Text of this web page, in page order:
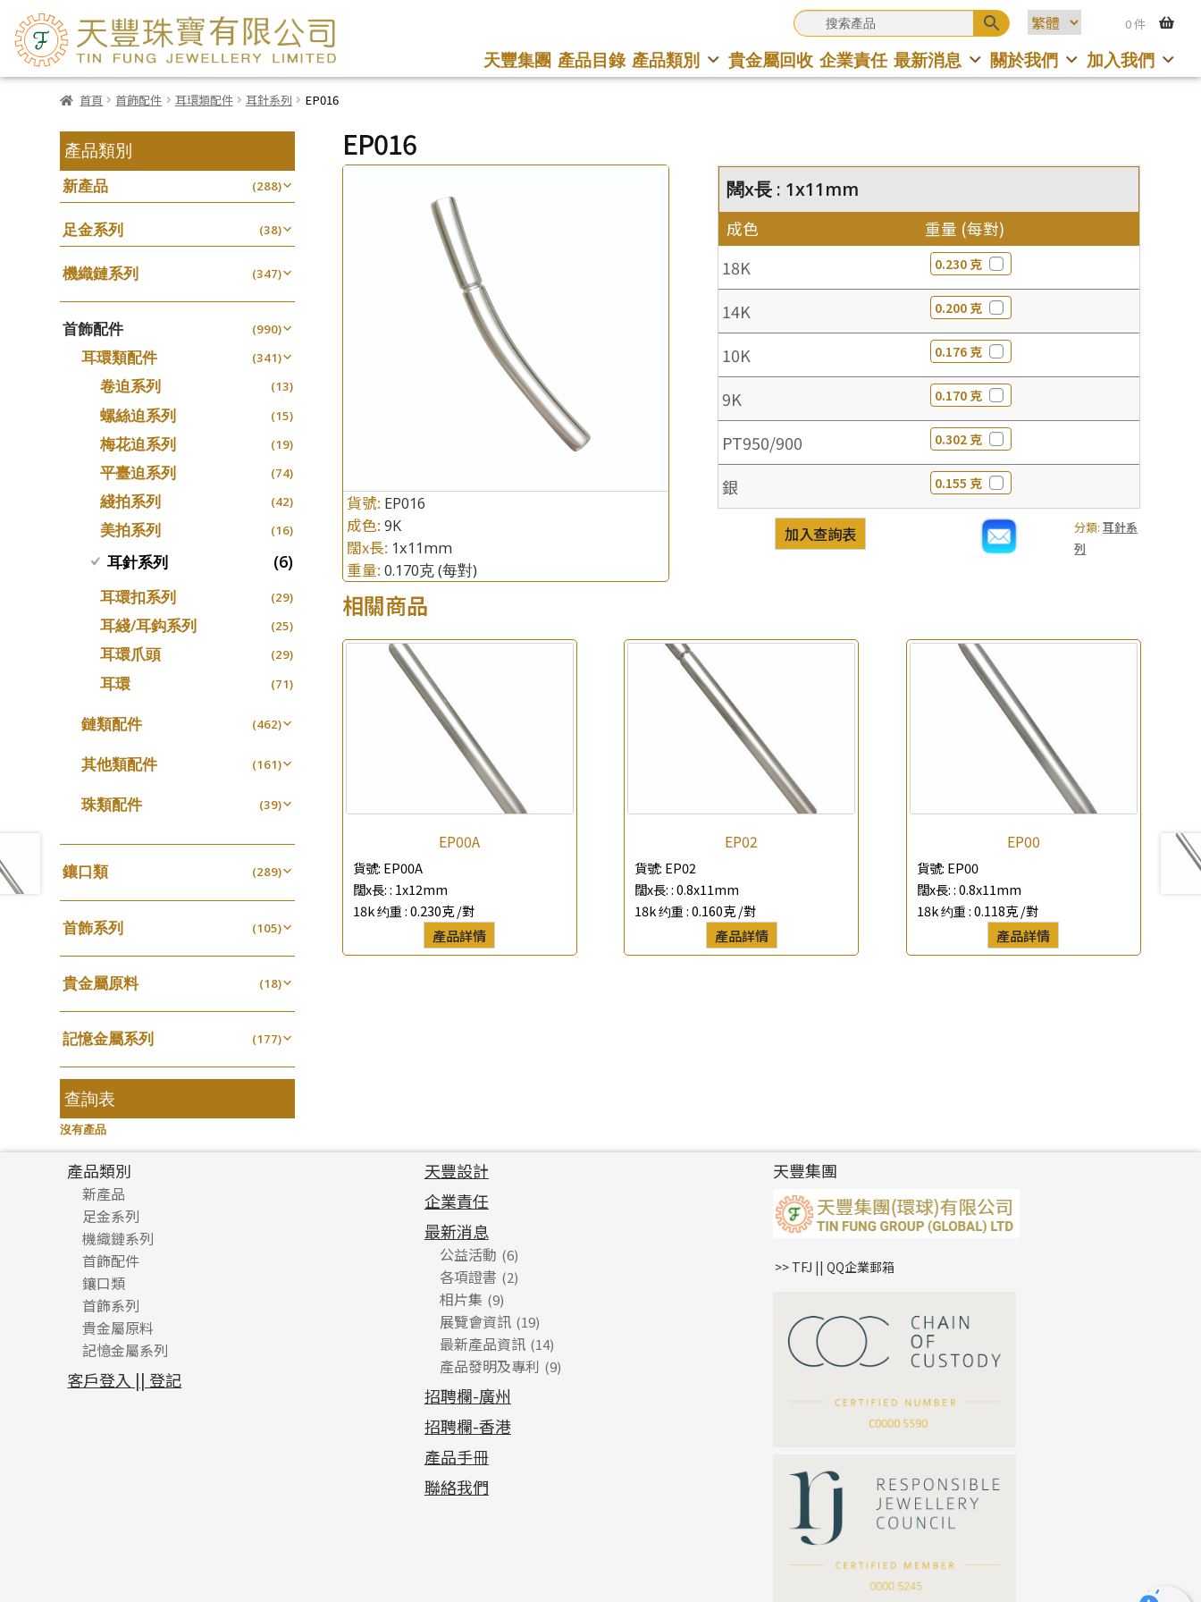
0 件
天豐集團 產品目錄 產品類別 貴金屬回收 企業責任 最新消息 關於我們 加入我們
首頁 首飾配件 耳環類配件 耳針系列 EP016
EP016
產品查詢
*你的名字
*聯絡電話
查詢以下產品
貨號: EP016
成色: 9K
闊x長: 1x11mm
重量: 0.170克(每對)
闊x長 : 1x11mm
成色 重量 (每對)
18K 0.230 克
14K 0.200 克
10K 0.176 克
9K 0.170 克
PT950/900 0.302 克
銀 0.155 克
分類:耳針系
列
加入查詢表
相關商品
EP00A
貨號: EP00A
闊x長: : 1x12mm
18k 约重 :0.230克 /對
產品詳情
EP02
貨號: EP02
闊x長: : 0.8x11mm
18k 约重 :0.160克 /對
產品詳情
EP00
貨號: EP00
闊x長: :0.8x11mm
18k 约重 :0.118克 /對
產品詳情
產品類別
新產品 (288)
足金系列 (38)
機織鏈系列 (347)
珠仔鏈 (25)
镶口链 (61)
管狀網鏈 (11)
十字鏈系列 (56)
十字車花鏈系列 (48)
十字閃O鏈系列 (27)
十字錘打鏈系列 (17)
側身車花鏈系列 (8)
側身鏈系列 (9)
肖邦鏈系列 (14)
雙十字鏈系列
水波鏈系列
蛇骨鏈系列
鏈尾系列
嘴唇鏈系列 (3)
竹節鏈系列 (5)
珍珠鏈系列
坦克鏈系列 (9)
滿天星鏈系列 (2)
刀片鏈系列 (4)
方假繩鏈系列 (1)
心心鏈系列
首飾配件 (990)
耳環類配件 (341)
卷迫系列 (13)
螺絲迫系列 (15)
梅花迫系列 (19)
平臺迫系列 (74)
綫拍系列 (42)
美拍系列 (16)
耳針系列 (6)
耳環扣系列 (29)
耳綫/耳鈎系列 (25)
耳環爪頭 (29)
耳環 (71)
鏈類配件 (462)
動感車花吊墜
生圈扣系列 (13)
鴨俐制系列 (18)
字印牌系列
字母吊墜 (20)
相盒吊墜 (11)
項鏈吊墜 (102)
生肖吊墜 (27)
管扣系列 (4)
星座吊墜 (12)
水泡扣
珠扣
其他類配件 (161)
珠盤系列
焊片及鐳射綫 (2)
空心車花管 (19)
其他
珠類配件 (39)
空心光身珠
空心批花珠
鑲口類 (289)
四爪頭系列 (20)
六爪頭系列 (41)
車花片 (35)
動感車花片 (20)
鑲口戒指 (16)
鑲口手鏈系列 (146)
首飾系列 (105)
手镯系列 (8)
戒指系列 (8)
空心耳環 (27)
空心车花管首饰链 (15)
空心手鐲系列 (8)
牛仔鏈
貴金屬原料 (18)
千足金 (18)
記憶金屬系列 (177)
記憶戒指 (30)
拉簧珠珠手鏈
記憶鈦手鐲
查詢表
沒有產品
*你的名字
公司名稱
產品類別
新產品
足金系列
足金配件
機織鏈系列
珠仔鏈
镶口链
管狀網鏈
十字車花鏈系列
十字閃O鏈系列
十字錘打鏈系列
側身車花鏈系列
首飾配件
耳環類配件
卷迫系列
螺絲迫系列
梅花迫系列
平臺迫系列
綫拍系列
鏈類配件
動感車花吊墜
調節珠系列
生圈扣系列
龍蝦扣系列
其他類配件
珠盤系列
袖口鈕系列
焊片及鐳射綫
珠類配件
無孔光身珠
空心光身珠
鑲口類
四爪頭系列
六爪頭系列
車花片
動感車花片
鑲口戒指
首飾系列
手镯系列
戒指系列
空心耳環
空心车花管首饰链
貴金屬原料
千足金
記憶金屬系列
記憶戒指
拉簧珠珠手鏈
客戶登入 || 登記
天豐設計
企業責任
最新消息
公益活動 (6)
各項證書 (2)
相片集 (9)
展覽會資訊 (19)
最新產品資訊 (14)
產品發明及專利 (9)
招聘欄-廣州
招聘欄-香港
產品手冊
聯絡我們
天豐集團
>> TFJ || QQ企業郵箱